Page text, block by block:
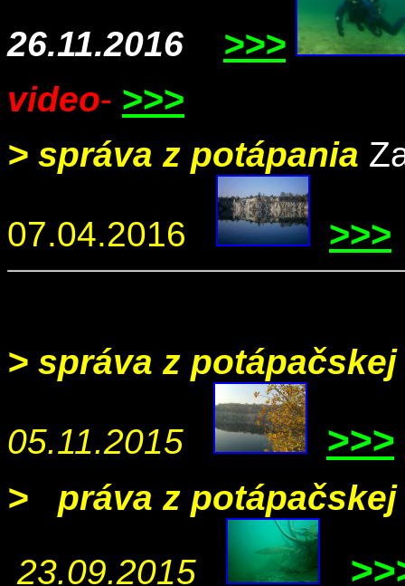
26.11.2016 >>>
video- >>>
> správa z potápania
07.04.2016 >>>
> správa z
05.11.2015 >>>
>
práva z
23.09.2015